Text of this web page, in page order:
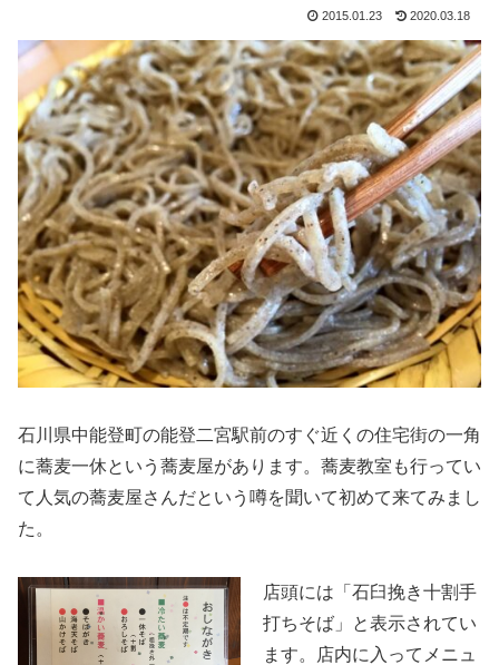
2015.01.23 2020.03.18
石川県中能登町の能登二宮駅前のすぐ近くの住宅街の一角
に蕎麦一休という蕎麦屋があります。蕎麦教室も行ってい
て人気の蕎麦屋さんだという噂を聞いて初めて来てみまし
た。
店頭には「石臼挽き十割手
打ちそば」と表示されてい
ます。店内に入ってメニュ